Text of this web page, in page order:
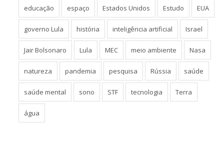
educação espaço Estados Unidos Estudo EUA
governo Lula história inteligência artificial Israel
Jair Bolsonaro Lula MEC meio ambiente Nasa
natureza pandemia pesquisa Rússia saúde
saúde mental sono STF tecnologia Terra
água